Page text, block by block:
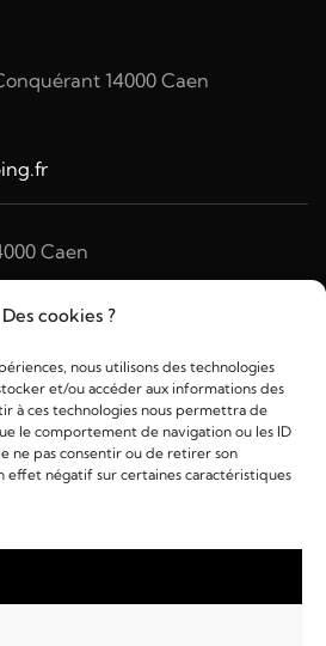
Des cookies ?
nous utilisons des technologies
et/ou accéder aux informations des
à ces technologies nous permettra de
le comportement de navigation ou les ID
ne pas consentir ou de retirer son
effet négatif sur certaines caractéristiques
14000 Caen
Caen
par